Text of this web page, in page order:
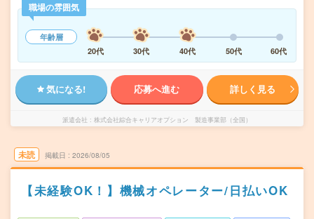
職場の雰囲気
年齢層
20代
30代 40代 50代 60代
気になる! 応募へ進む 詳しく見る
派遣会社 株式会社綜合キャリアオプション 製造事業部（全国）
未読 掲載日 2026/08/05
【未経験OK！】機械オペレーター/日払いOK